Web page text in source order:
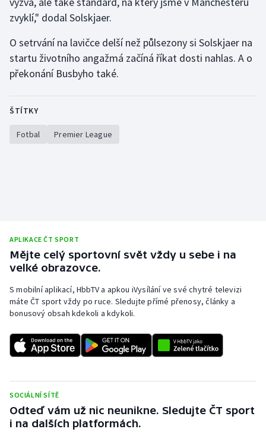
zvyklí," dodal Solskjaer.
O setrvání na lavičce delší než půlsezony si Solskjaer na
startu životního angažmá začíná říkat dosti nahlas. A o
překonání Busbyho také.
ŠTÍTKY
Fotbal Premier League
APLIKACE ČT SPORT
Mějte celý sportovní svět vždy u sebe i na
velké obrazovce.
S mobilní aplikací, HbbTV a apkou iVysílání ve své chytré televizi
máte ČT sport vždy po ruce. Sledujte přímé přenosy, články a
bonusový obsah kdekoli a kdykoli.
SOCIÁLNÍ SÍTĚ
Odteď vám už nic neunikne. Sledujte ČT sport
i na dalších platformách.